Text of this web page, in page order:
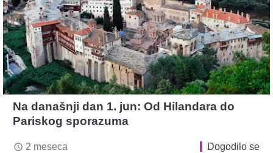
Na današnji dan 1. jun: Od Hilandara do
Pariskog sporazuma
access_time 2 meseca Dogodilo se